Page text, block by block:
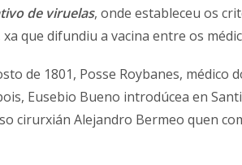
de viruelas, onde estableceu os
que difundiu a vacina entre os
de 1801, Posse Roybanes, médico
Eusebio Bueno introdúcea en
cirurxián Alejandro Bermeo quen